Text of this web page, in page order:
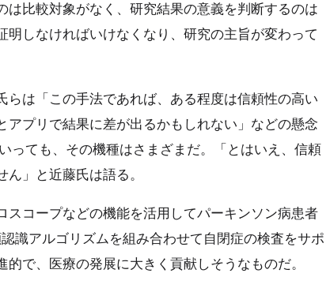
比較対象がなく、研究結果の意義を判断するのは
しなければいけなくなり、研究の主旨が変わって
は「この手法であれば、ある程度は信頼性の高い
プリで結果に差が出るかもしれない」などの懸念
っても、その機種はさまざまだ。「とはいえ、信頼
」と近藤氏は語る。
コープなどの機能を活用してパーキンソン病患者
識アルゴリズムを組み合わせて自閉症の検査をサポ
で、医療の発展に大きく貢献しそうなものだ。